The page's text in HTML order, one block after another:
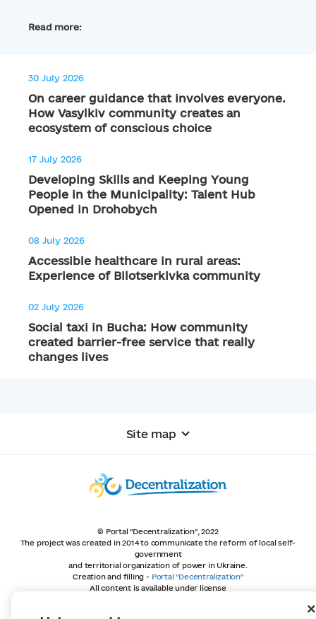
Read more:
30 July 2026
On career guidance that involves everyone.
How Vasylkiv community creates an
ecosystem of conscious choice
17 July 2026
Developing Skills and Keeping Young
People in the Municipality: Talent Hub
Opened in Drohobych
08 July 2026
Accessible healthcare in rural areas:
Experience of Bilotserkivka community
02 July 2026
Social taxi in Bucha: How community
created barrier-free service that really
changes lives
Site map
© Portal "Decentralization", 2022
The project was created in 2014 to communicate the reform of local self-
government
and territorial organization of power in Ukraine.
Creation and filling - Portal "Decentralization"
All content is available under license